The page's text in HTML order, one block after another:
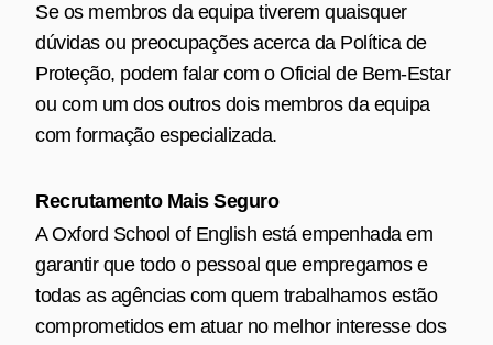
Se os membros da equipa tiverem quaisquer
dúvidas ou preocupações acerca da Política de
Proteção, podem falar com o Oficial de Bem‑Estar
ou com um dos outros dois membros da equipa
com formação especializada.
Recrutamento Mais Seguro
A Oxford School of English está empenhada em
garantir que todo o pessoal que empregamos e
todas as agências com quem trabalhamos estão
comprometidos em atuar no melhor interesse dos